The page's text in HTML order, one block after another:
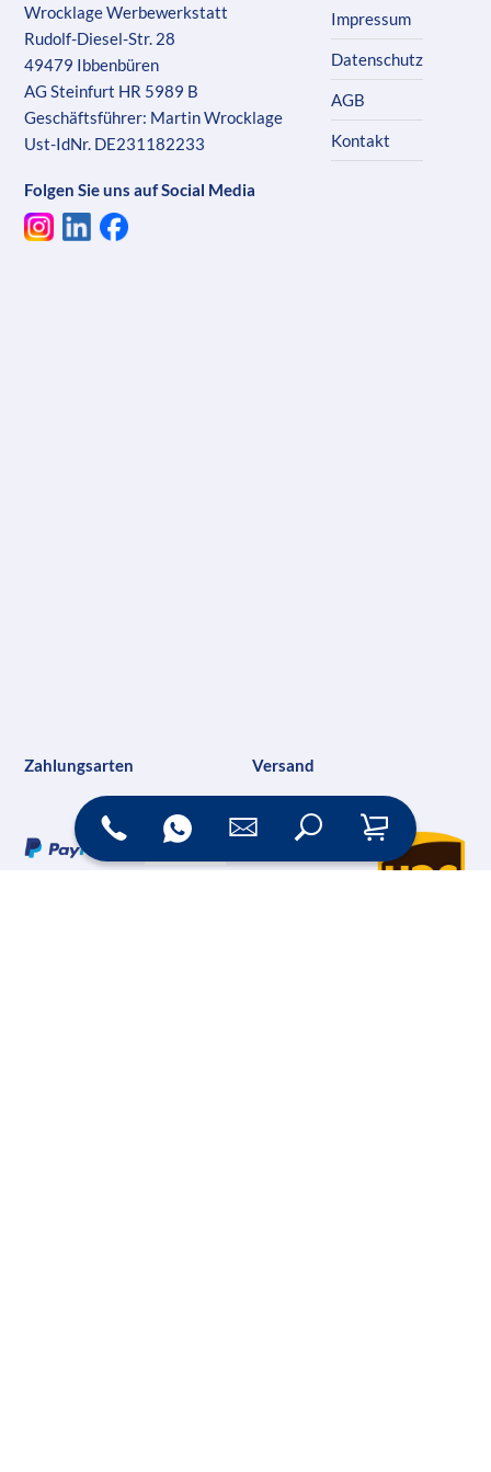
Wrocklage Werbewerkstatt
Rudolf-Diesel-Str. 28
49479 Ibbenbüren
AG Steinfurt HR 5989 B
Geschäftsführer: Martin Wrocklage
Ust-IdNr. DE231182233
Folgen Sie uns auf Social Media
Impressum
Datenschutz
AGB
Kontakt
Zahlungsarten Versand